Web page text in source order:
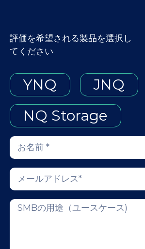
評価を希望される製品を選択し
てください
YNQ
JNQ
NQ Storage